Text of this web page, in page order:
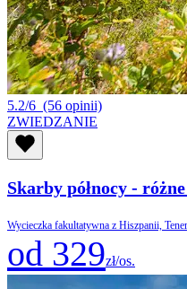
5.2/6 (56 opinii)
ZWIEDZANIE
Skarby północy -
Wycieczka fakultatywna z Hiszpanii,
od 329zł/os.